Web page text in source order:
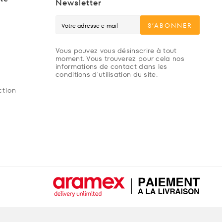
Newsletter
S’ABONNER
Vous pouvez vous désinscrire à tout
moment. Vous trouverez pour cela nos
informations de contact dans les
conditions d'utilisation du site.